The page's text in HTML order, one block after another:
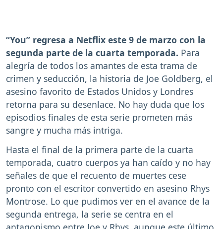
“You” regresa a Netflix este 9 de marzo con la
segunda parte de la cuarta temporada. Para
alegría de todos los amantes de esta trama de
crimen y seducción, la historia de Joe Goldberg, el
asesino favorito de Estados Unidos y Londres
retorna para su desenlace. No hay duda que los
episodios finales de esta serie prometen más
sangre y mucha más intriga.
Hasta el final de la primera parte de la cuarta
temporada, cuatro cuerpos ya han caído y no hay
señales de que el recuento de muertes cese
pronto con el escritor convertido en asesino Rhys
Montrose. Lo que pudimos ver en el avance de la
segunda entrega, la serie se centra en el